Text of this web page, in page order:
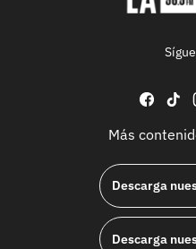
Más
Descarga
Descarga